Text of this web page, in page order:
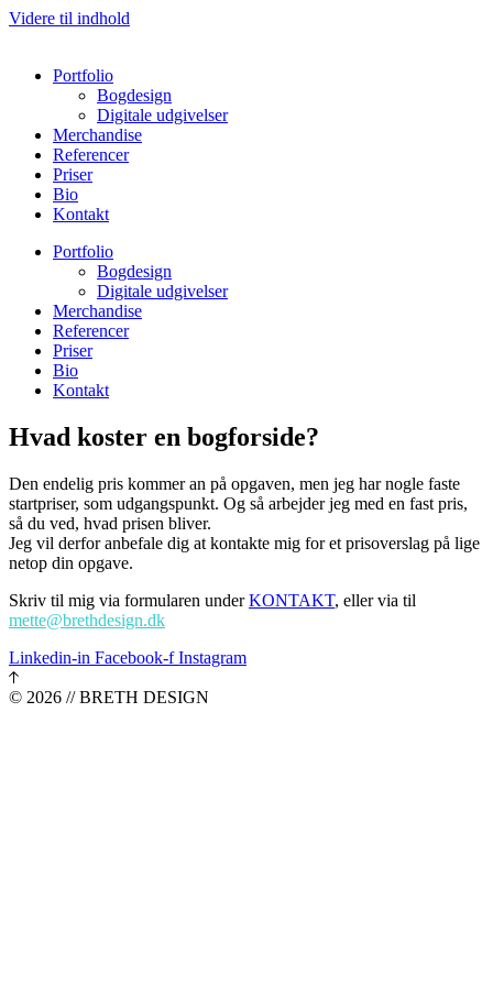
Videre til indhold
Portfolio
Bogdesign
Digitale udgivelser
Merchandise
Referencer
Priser
Bio
Kontakt
Portfolio
Bogdesign
Digitale udgivelser
Merchandise
Referencer
Priser
Bio
Kontakt
Hvad koster en bogforside?
Den endelig pris kommer an på opgaven, men jeg har nogle faste
startpriser, som udgangspunkt. Og så arbejder jeg med en fast pris,
så du ved, hvad prisen bliver.
Jeg vil derfor anbefale dig at kontakte mig for et prisoverslag på lige
netop din opgave.
Skriv til mig via formularen underKONTAKT, eller via til
mette@brethdesign.dk
Linkedin-in Facebook-f Instagram
© 2026 // BRETH DESIGN